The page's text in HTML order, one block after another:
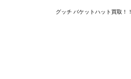
グッチ バケットハット買取！！